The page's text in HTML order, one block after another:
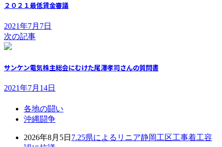
２０２１最低賃金審議
2021年7月7日
次の記事
サンケン電気株主総会にむけた尾澤孝司さんの質問書
2021年7月14日
各地の闘い
沖縄闘争
2026年8月5日 7.25県によるリニア静岡工区工事着工容